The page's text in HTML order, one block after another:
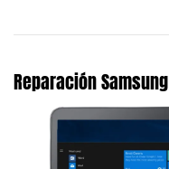
Reparación Samsung